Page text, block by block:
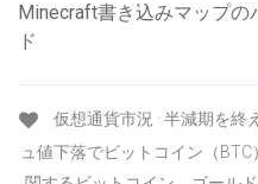
Minecraft書き込みマップ
ド
仮想通貨市況 · 半減期を
ュ値下落でビットコイン（